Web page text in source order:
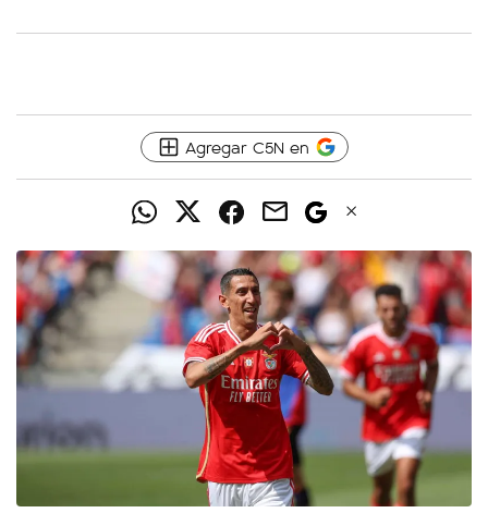
Agregar C5N en